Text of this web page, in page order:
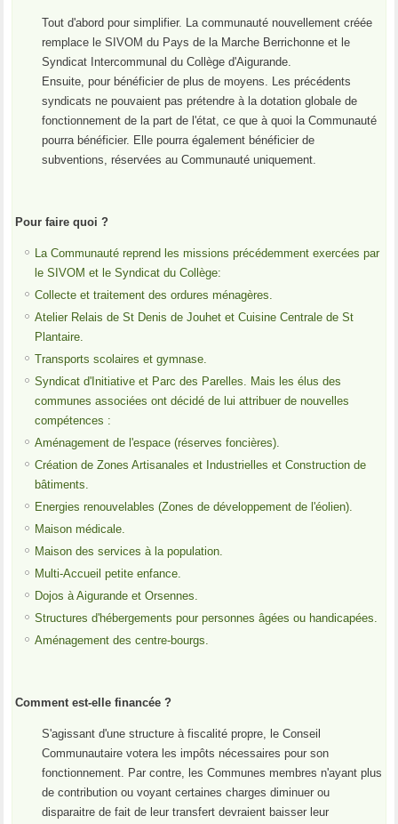
Tout d'abord pour simplifier. La communauté nouvellement créée
remplace le SIVOM du Pays de la Marche Berrichonne et le
Syndicat Intercommunal du Collège d'Aigurande.
Ensuite, pour bénéficier de plus de moyens. Les précédents
syndicats ne pouvaient pas prétendre à la dotation globale de
fonctionnement de la part de l'état, ce que à quoi la Communauté
pourra bénéficier. Elle pourra également bénéficier de
subventions, réservées au Communauté uniquement.
Pour faire quoi ?
La Communauté reprend les missions précédemment exercées par
le SIVOM et le Syndicat du Collège:
Collecte et traitement des ordures ménagères.
Atelier Relais de St Denis de Jouhet et Cuisine Centrale de St
Plantaire.
Transports scolaires et gymnase.
Syndicat d'Initiative et Parc des Parelles. Mais les élus des
communes associées ont décidé de lui attribuer de nouvelles
compétences :
Aménagement de l'espace (réserves foncières).
Création de Zones Artisanales et Industrielles et Construction de
bâtiments.
Energies renouvelables (Zones de développement de l'éolien).
Maison médicale.
Maison des services à la population.
Multi-Accueil petite enfance.
Dojos à Aigurande et Orsennes.
Structures d'hébergements pour personnes âgées ou handicapées.
Aménagement des centre-bourgs.
Comment est-elle financée ?
S'agissant d'une structure à fiscalité propre, le Conseil
Communautaire votera les impôts nécessaires pour son
fonctionnement. Par contre, les Communes membres n'ayant plus
de contribution ou voyant certaines charges diminuer ou
disparaitre de fait de leur transfert devraient baisser leur